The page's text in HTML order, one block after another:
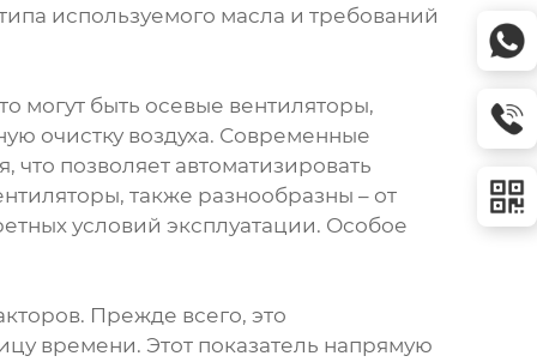
используемого масла и требований
могут быть осевые вентиляторы,
очистку воздуха. Современные
позволяет автоматизировать
также разнообразны – от
условий эксплуатации. Особое
Прежде всего, это
времени. Этот показатель напрямую